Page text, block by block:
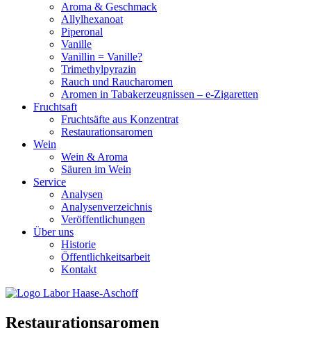
Aroma & Geschmack
Allylhexanoat
Piperonal
Vanille
Vanillin = Vanille?
Trimethylpyrazin
Rauch und Raucharomen
Aromen in Tabakerzeugnissen – e-Zigaretten
Fruchtsaft
Fruchtsäfte aus Konzentrat
Restaurationsaromen
Wein
Wein & Aroma
Säuren im Wein
Service
Analysen
Analysenverzeichnis
Veröffentlichungen
Über uns
Historie
Öffentlichkeitsarbeit
Kontakt
Restaurationsaromen